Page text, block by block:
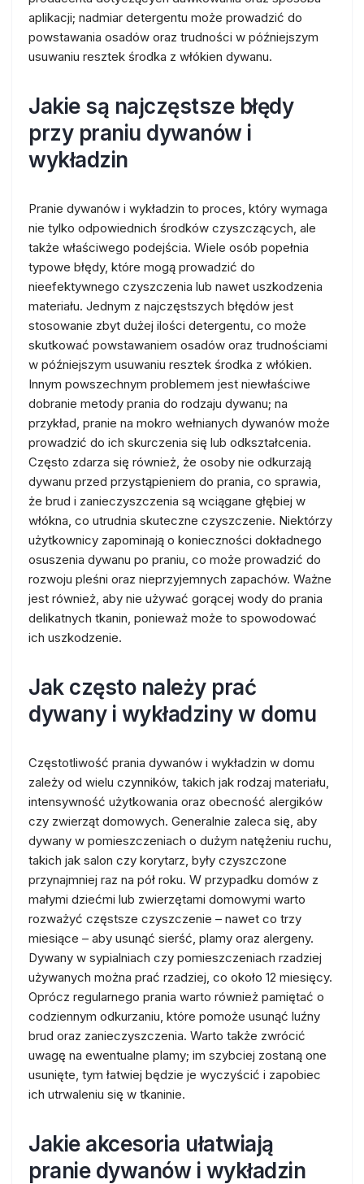
aplikacji; nadmiar detergentu może prowadzić do
powstawania osadów oraz trudności w późniejszym
usuwaniu resztek środka z włókien dywanu.
Jakie są najczęstsze błędy
przy praniu dywanów i
wykładzin
Pranie dywanów i wykładzin to proces, który wymaga
nie tylko odpowiednich środków czyszczących, ale
także właściwego podejścia. Wiele osób popełnia
typowe błędy, które mogą prowadzić do
nieefektywnego czyszczenia lub nawet uszkodzenia
materiału. Jednym z najczęstszych błędów jest
stosowanie zbyt dużej ilości detergentu, co może
skutkować powstawaniem osadów oraz trudnościami
w późniejszym usuwaniu resztek środka z włókien.
Innym powszechnym problemem jest niewłaściwe
dobranie metody prania do rodzaju dywanu; na
przykład, pranie na mokro wełnianych dywanów może
prowadzić do ich skurczenia się lub odkształcenia.
Często zdarza się również, że osoby nie odkurzają
dywanu przed przystąpieniem do prania, co sprawia,
że brud i zanieczyszczenia są wciągane głębiej w
włókna, co utrudnia skuteczne czyszczenie. Niektórzy
użytkownicy zapominają o konieczności dokładnego
osuszenia dywanu po praniu, co może prowadzić do
rozwoju pleśni oraz nieprzyjemnych zapachów. Ważne
jest również, aby nie używać gorącej wody do prania
delikatnych tkanin, ponieważ może to spowodować
ich uszkodzenie.
Jak często należy prać
dywany i wykładziny w domu
Częstotliwość prania dywanów i wykładzin w domu
zależy od wielu czynników, takich jak rodzaj materiału,
intensywność użytkowania oraz obecność alergików
czy zwierząt domowych. Generalnie zaleca się, aby
dywany w pomieszczeniach o dużym natężeniu ruchu,
takich jak salon czy korytarz, były czyszczone
przynajmniej raz na pół roku. W przypadku domów z
małymi dziećmi lub zwierzętami domowymi warto
rozważyć częstsze czyszczenie – nawet co trzy
miesiące – aby usunąć sierść, plamy oraz alergeny.
Dywany w sypialniach czy pomieszczeniach rzadziej
używanych można prać rzadziej, co około 12 miesięcy.
Oprócz regularnego prania warto również pamiętać o
codziennym odkurzaniu, które pomoże usunąć luźny
brud oraz zanieczyszczenia. Warto także zwrócić
uwagę na ewentualne plamy; im szybciej zostaną one
usunięte, tym łatwiej będzie je wyczyścić i zapobiec
ich utrwaleniu się w tkaninie.
Jakie akcesoria ułatwiają
pranie dywanów i wykładzin